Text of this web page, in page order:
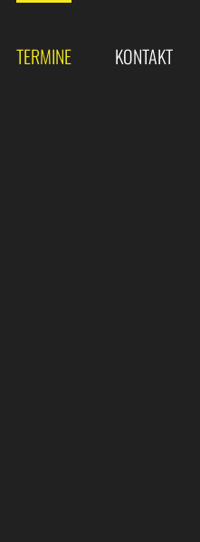
TERMINE KONTAKT